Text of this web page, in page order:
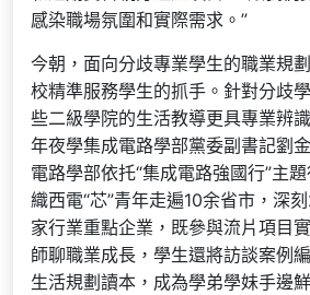
感染職場氛圍和實際需求。”
今朝，面向分歧專業學生的職業規
校精準服務學生的抓手。針對分歧
些二級學院的生活教導更具專業辨
年夜學集成電路學部黨委副書記劉
電路學部依托“集成電路強國行”主
織西電“芯”青年走遍10余省市，深
家行業重點企業，既參與流片項目
師聊職業成長，學生還將訪談案例
生活規劃讀本，成為學弟學妹手邊